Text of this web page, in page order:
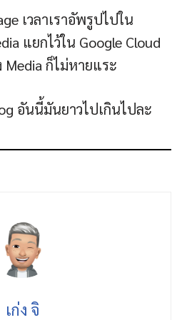
เวลาเราอัพรูปไปใน
แยกไว้ใน Google Cloud
Media ก็ไม่หายแระ
อันนี้มันยาวไปเกินไปละ
เก่ง จิ